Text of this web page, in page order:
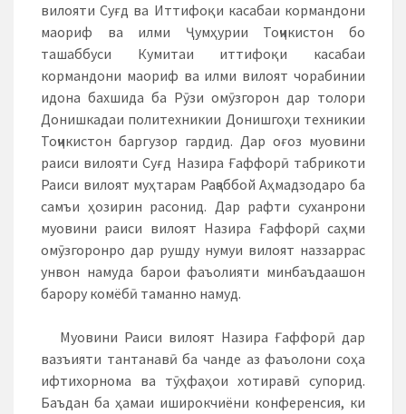
вилояти Суғд ва Иттифоқи касабаи кормандони
маориф ва илми Ҷумҳурии Тоҷикистон бо
ташаббуси Кумитаи иттифоқи касабаи
кормандони маориф ва илми вилоят чорабинии
идона бахшида ба Рӯзи омӯзгорон дар толори
Донишкадаи политехникии Донишгоҳи техникии
Тоҷикистон баргузор гардид. Дар оғоз муовини
раиси вилояти Суғд Назира Ғаффорӣ табрикоти
Раиси вилоят муҳтарам Раҷаббой Аҳмадзодаро ба
самъи ҳозирин расонид. Дар рафти суханрони
муовини раиси вилоят Назира Ғаффорӣ саҳми
омӯзгоронро дар рушду нумуи вилоят наззаррас
унвон намуда барои фаъолияти минбаъдаашон
барору комёбӣ таманно намуд.
Муовини Раиси вилоят Назира Ғаффорӣ дар
вазъияти тантанавӣ ба чанде аз фаъолони соҳа
ифтихорнома ва тӯҳфаҳои хотиравӣ супорид.
Баъдан ба ҳамаи иширокчиёни конференсия, ки